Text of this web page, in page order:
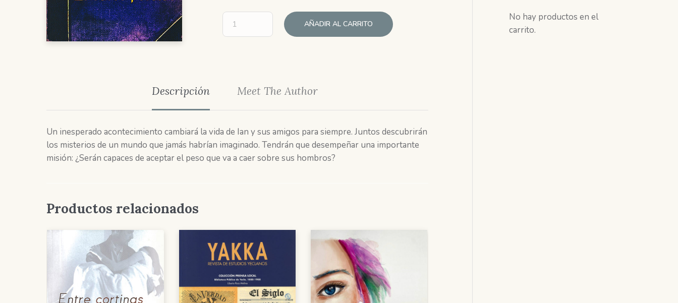
AÑADIR AL CARRITO
Descripción Meet The Author
Un inesperado acontecimiento cambiará la vida de Ian y sus amigos para siempre. Juntos descubrirán
los misterios de un mundo que jamás habrían imaginado. Tendrán que desempeñar una importante
misión: ¿Serán capaces de aceptar el peso que va a caer sobre sus hombros?
Productos relacionados
No hay productos en el
carrito.